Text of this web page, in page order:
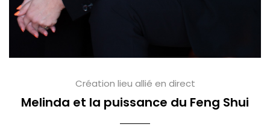
Création lieu allié en direct
Melinda et la puissance du Feng Shui